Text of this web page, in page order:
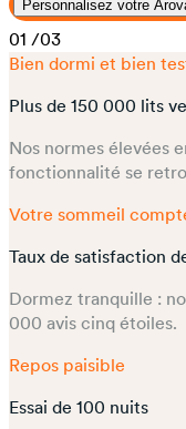
Personnalisez votre
01 /03
Bien dormi et bien
Plus de 150 000 lits
Nos normes élevées
fonctionnalité se
Votre sommeil
Taux de satisfaction
Dormez tranquille :
000 avis cinq étoiles.
Repos paisible
Essai de 100 nuits